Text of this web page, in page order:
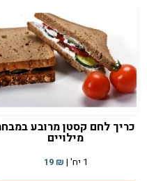
כריך לחם קסטן מרובע
מילויים
1 יח' | ₪
19